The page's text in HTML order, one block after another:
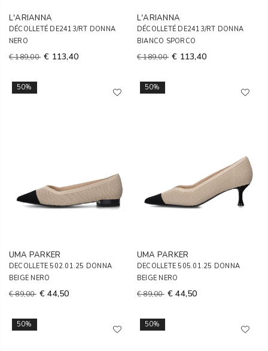
L'ARIANNA
DÉCOLLETÉ DE2413/RT DONNA
NERO
€ 189,00 € 113,40
L'ARIANNA
DÉCOLLETÉ DE2413/RT DONNA
BIANCO SPORCO
€ 189,00 € 113,40
50%
UMA PARKER
DECOLLETE 502.01.25 DONNA
BEIGE NERO
€ 89,00 € 44,50
50%
UMA PARKER
DECOLLETE 505.01.25 DONNA
BEIGE NERO
€ 89,00 € 44,50
50% 50%